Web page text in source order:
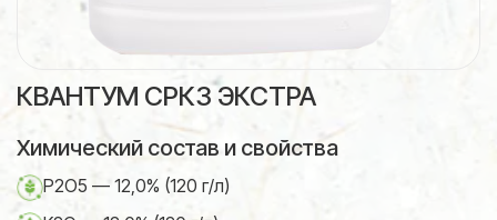
КВАНТУМ СРКЗ ЭКСТРА
Химический состав и свойства
P2O5 — 12,0% (120 г/л)